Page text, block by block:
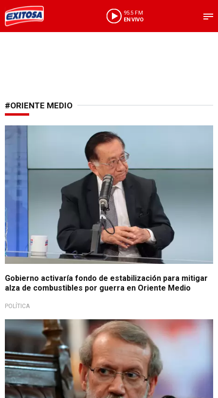
95.5 FM
EN VIVO
#ORIENTE MEDIO
Gobierno activaría fondo de estabilización para mitigar
alza de combustibles por guerra en Oriente Medio
POLÍTICA
Lamentan nueva importante pérdida